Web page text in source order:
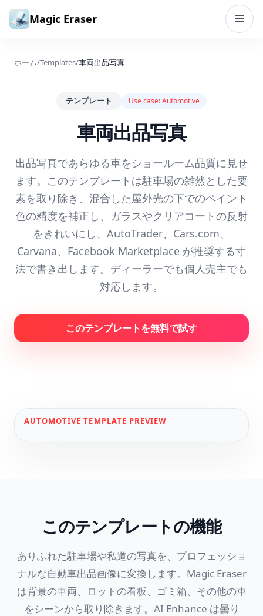
コンテンツへスキップ
Magic Eraser
ホーム/Templates/車両出品写真
テンプレート Use case:Automotive
車両出品写真
出品写真であらゆる車をショールーム品質に見せ
ます。このテンプレートは駐車場の雑然とした要
素を取り除き、混合した屋外光の下でのペイント
色の精度を補正し、ガラスやクリアコートの反射
をきれいにし、AutoTrader、Cars.com、
Carvana、Facebook Marketplace が推奨する寸
法で書き出します。ディーラーでも個人売主でも
対応します。
このテンプレートを無料で試す
AUTOMOTIVE TEMPLATE PREVIEW
このテンプレートの機能
ありふれた駐車場や私道の写真を、プロフェッショ
ナルな自動車出品画像に変換します。Magic Eraser
は背景の車両、ロットの看板、ゴミ箱、その他の車
をシーンから取り除きます。AI Enhance は曇り